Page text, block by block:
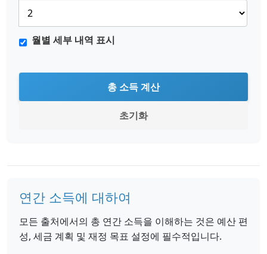
월별 세부 내역 표시
총 소득 계산
초기화
연간 소득에 대하여
모든 출처에서의 총 연간 소득을 이해하는 것은 예산 편
성, 세금 계획 및 재정 목표 설정에 필수적입니다.